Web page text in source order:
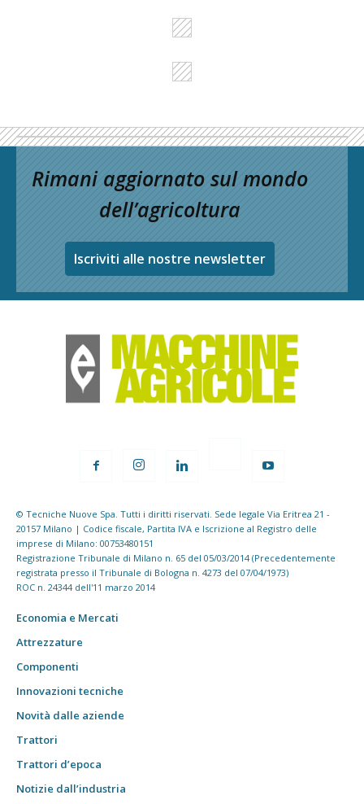
Rimani aggiornato sul mondo
dell’agricoltura
Iscriviti alle nostre newsletter
© Tecniche Nuove Spa. Tutti i diritti riservati. Sede legale Via Eritrea 21 -
20157 Milano | Codice fiscale, Partita IVA e Iscrizione al Registro delle
imprese di Milano: 00753480151
Registrazione Tribunale di Milano n. 65 del 05/03/2014 (Precedentemente
registrata presso il Tribunale di Bologna n. 4273 del 07/04/1973)
ROC n. 24344 dell'11 marzo 2014
Economia e Mercati
Attrezzature
Componenti
Innovazioni tecniche
Novità dalle aziende
Trattori
Trattori d’epoca
Notizie dall’industria